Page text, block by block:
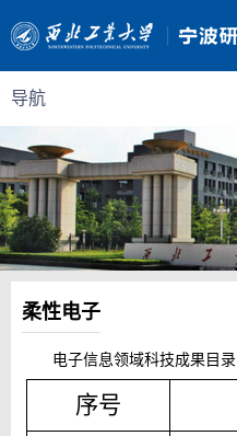
导航
柔性电子
电子信息领域科技成果目录
序号